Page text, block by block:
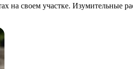
на своем участке. Изумительные